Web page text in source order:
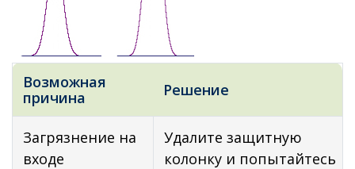
Возможная
причина
Решение
Загрязнение на
входе
Удалите защитную
колонку и попытайтесь